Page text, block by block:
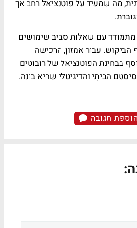
מה שמעיד על פוטנציאל רחב אך
מתמודד עם שאלות סביב שימושים
הביקוש. עבור אמזון, הרכישה
בבחינת הפוטנציאל של רובוטים
הביתִי והדיגיטלי שהיא בונה.
הוספת תגובה